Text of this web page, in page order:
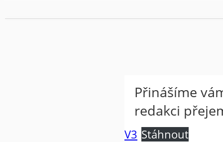
Přinášíme
redakci
V3 Stáhnout